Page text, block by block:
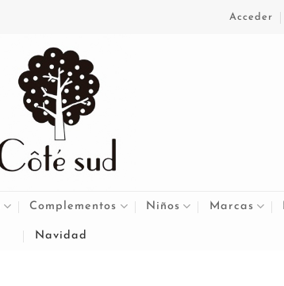
Acceder
Complementos Niños Marcas
Navidad